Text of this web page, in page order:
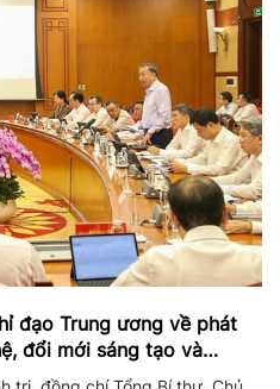
đạo Trung ương về phát
đổi mới sáng tạo và